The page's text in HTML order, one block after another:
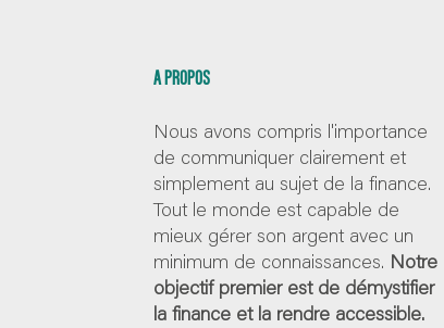
A PROPOS
Nous avons compris l'importance
de communiquer clairement et
simplement au sujet de la finance.
Tout le monde est capable de
mieux gérer son argent avec un
minimum de connaissances. Notre
objectif premier est de démystifier
la finance et la rendre accessible.